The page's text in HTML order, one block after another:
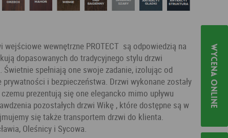
wejściowe wewnętrzne PROTECT są odpowiedzią na
dopasowanych do tradycyjnego stylu drzwi
spełniają one swoje zadanie, izolując od
i bezpieczeństwa. Drzwi wykonane zostały
prezentują się one elegancko mimo upływu
pozostałych drzwi Wikę , które dostępne są w
się także transportem drzwi do klienta.
Oleśnicy i Sycowa.
Wycena online